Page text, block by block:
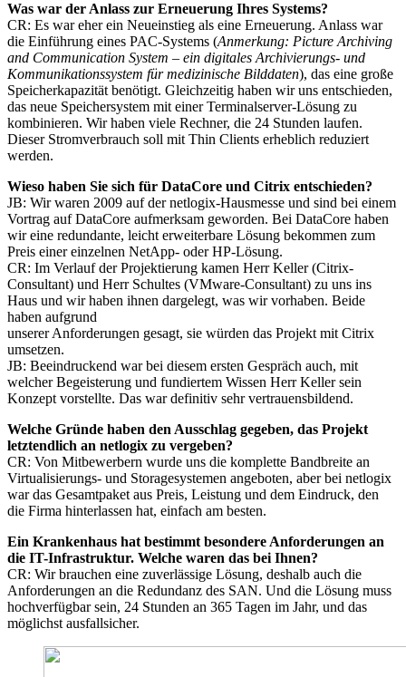
Was war der Anlass zur Erneuerung Ihres Systems?
CR: Es war eher ein Neueinstieg als eine Erneuerung. Anlass war
die Einführung eines PAC-Systems (Anmerkung: Picture Archiving
and Communication System – ein digitales Archivierungs- und
Kommunikationssystem für medizinische Bilddaten), das eine große
Speicherkapazität benötigt. Gleichzeitig haben wir uns entschieden,
das neue Speichersystem mit einer Terminalserver-Lösung zu
kombinieren. Wir haben viele Rechner, die 24 Stunden laufen.
Dieser Stromverbrauch soll mit Thin Clients erheblich reduziert
werden.
Wieso haben Sie sich für DataCore und Citrix entschieden?
JB: Wir waren 2009 auf der netlogix-Hausmesse und sind bei einem
Vortrag auf DataCore aufmerksam geworden. Bei DataCore haben
wir eine redundante, leicht erweiterbare Lösung bekommen zum
Preis einer einzelnen NetApp- oder HP-Lösung.
CR: Im Verlauf der Projektierung kamen Herr Keller (Citrix-
Consultant) und Herr Schultes (VMware-Consultant) zu uns ins
Haus und wir haben ihnen dargelegt, was wir vorhaben. Beide
haben aufgrund
unserer Anforderungen gesagt, sie würden das Projekt mit Citrix
umsetzen.
JB: Beeindruckend war bei diesem ersten Gespräch auch, mit
welcher Begeisterung und fundiertem Wissen Herr Keller sein
Konzept vorstellte. Das war definitiv sehr vertrauensbildend.
Welche Gründe haben den Ausschlag gegeben, das Projekt
letztendlich an netlogix zu vergeben?
CR: Von Mitbewerbern wurde uns die komplette Bandbreite an
Virtualisierungs- und Storagesystemen angeboten, aber bei netlogix
war das Gesamtpaket aus Preis, Leistung und dem Eindruck, den
die Firma hinterlassen hat, einfach am besten.
Ein Krankenhaus hat bestimmt besondere Anforderungen an
die IT-Infrastruktur. Welche waren das bei Ihnen?
CR: Wir brauchen eine zuverlässige Lösung, deshalb auch die
Anforderungen an die Redundanz des SAN. Und die Lösung muss
hochverfügbar sein, 24 Stunden an 365 Tagen im Jahr, und das
möglichst ausfallsicher.